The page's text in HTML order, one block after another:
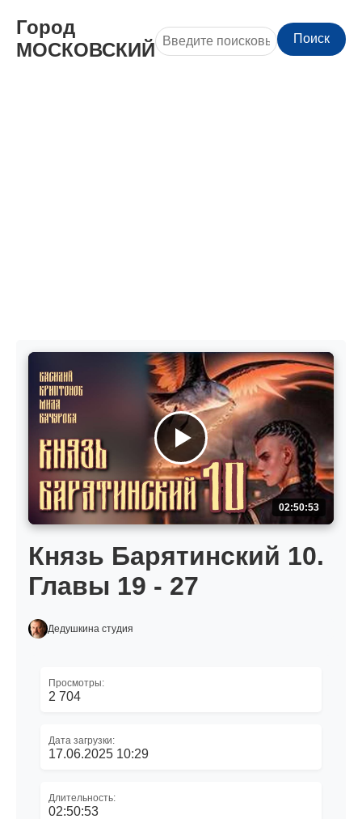
Город
МОСКОВСКИЙ
Поиск
02:50:53
Князь Барятинский 10.
Главы 19 - 27
Дедушкина студия
Просмотры:
2 704
Дата загрузки:
17.06.2025 10:29
Длительность:
02:50:53